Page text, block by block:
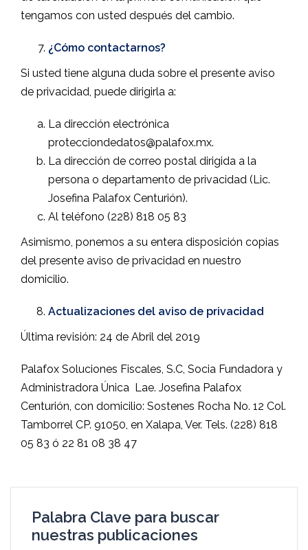
tengamos con usted después del cambio.
¿Cómo contactarnos?
Si usted tiene alguna duda sobre el presente aviso
de privacidad, puede dirigirla a:
La dirección electrónica
protecciondedatos@palafox.mx.
La dirección de correo postal dirigida a la
persona o departamento de privacidad (Lic.
Josefina Palafox Centurión).
Al teléfono (228) 818 05 83
Asimismo, ponemos a su entera disposición copias
del presente aviso de privacidad en nuestro
domicilio.
Actualizaciones del aviso de privacidad
Última revisión: 24 de Abril del 2019
Palafox Soluciones Fiscales, S.C, Socia Fundadora y
Administradora Única Lae. Josefina Palafox
Centurión, con domicilio: Sostenes Rocha No. 12 Col.
Tamborrel CP. 91050, en Xalapa, Ver. Tels. (228) 818
05 83 ó 22 81 08 38 47
Palabra Clave para buscar
nuestras publicaciones